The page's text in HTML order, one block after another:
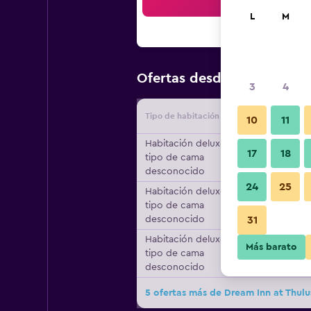
Ofertas desde Oferta
Tipo de habitación
Habitación deluxe,
tipo de cama
desconocido
Habitación deluxe,
tipo de cama
desconocido
Habitación deluxe,
tipo de cama
desconocido
5 ofertas más de Dream Inn at
L M
3 4
10 11
17 18
24 25
31
Más barato